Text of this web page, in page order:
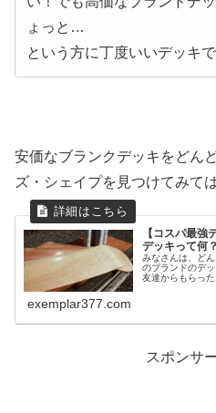
ょっと…
という方に丁度いいデッキで
安価なブランクデッキをどん
ズ・シェイプを見つけてみて
【コスパ最強
デッキって何
みなさんは、ど
のブランドのデ
友達からもらっ
exemplar377.com
スポンサ